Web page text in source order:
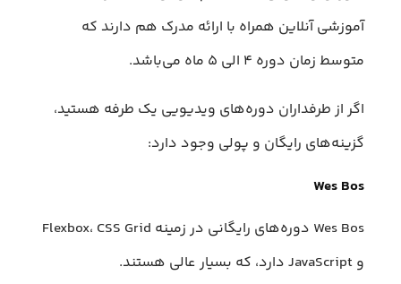
آموزشی آنلاین همراه با ارائه مدرک هم دارند که
متوسط زمان دوره ۴ الی ۵ ماه می‌باشد.
اگر از طرفداران دوره‌های ویدیویی یک طرفه هستید،
گزینه‌های رایگان و پولی وجود دارد:
Wes Bos
Wes Bos دوره‌های رایگانی در زمینه Flexbox، CSS Grid
و JavaScript دارد، که بسیار عالی هستند.